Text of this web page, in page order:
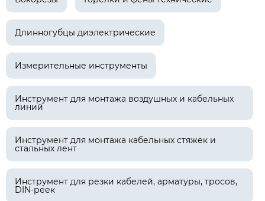
Длинногубцы диэлектрические
Измерительные инструменты
Инструмент для монтажа воздушных и кабельных
линий
Инструмент для монтажа кабельных стяжек и
стальных лент
Инструмент для резки кабелей, арматуры, тросов,
DIN-реек